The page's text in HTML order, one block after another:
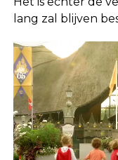
lang zal blijven